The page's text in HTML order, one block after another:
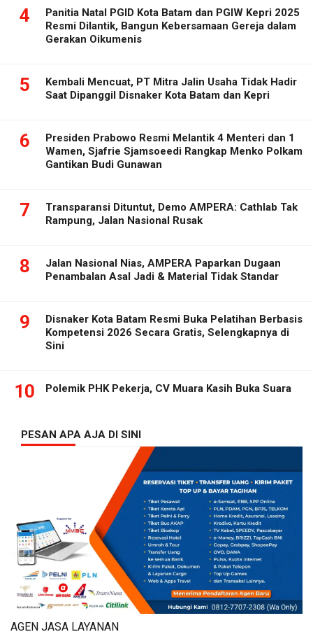
4
Panitia Natal PGID Kota Batam dan PGIW Kepri 2025
Resmi Dilantik, Bangun Kebersamaan Gereja dalam
Gerakan Oikumenis
5
Kembali Mencuat, PT Mitra Jalin Usaha Tidak Hadir
Saat Dipanggil Disnaker Kota Batam dan Kepri
6
Presiden Prabowo Resmi Melantik 4 Menteri dan 1
Wamen, Sjafrie Sjamsoeedi Rangkap Menko Polkam
Gantikan Budi Gunawan
7
Transparansi Dituntut, Demo AMPERA: Cathlab Tak
Rampung, Jalan Nasional Rusak
8
Jalan Nasional Nias, AMPERA Paparkan Dugaan
Penambalan Asal Jadi & Material Tidak Standar
9
Disnaker Kota Batam Resmi Buka Pelatihan Berbasis
Kompetensi 2026 Secara Gratis, Selengkapnya di
Sini
10 Polemik PHK Pekerja, CV Muara Kasih Buka Suara
PESAN APA AJA DI SINI
AGEN JASA LAYANAN